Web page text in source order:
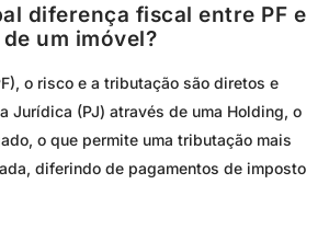
diferença fiscal entre PF e
um imóvel?
o risco e a tributação são diretos e
Jurídica (PJ) através de uma Holding, o
o que permite uma tributação mais
diferindo de pagamentos de imposto